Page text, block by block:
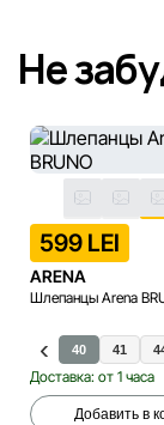
Не
599 LEI
ARENA
Шлепанцы Arena
40 41
Доставка: от 1 часа
Добавить в